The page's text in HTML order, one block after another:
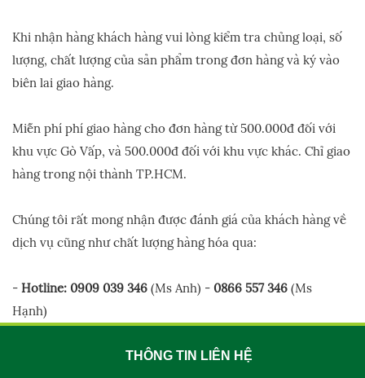
Khi nhận hàng khách hàng vui lòng kiểm tra chủng loại, số
lượng, chất lượng của sản phẩm trong đơn hàng và ký vào
biên lai giao hàng.
Miễn phí phí giao hàng cho đơn hàng từ 500.000đ đối với
khu vực Gò Vấp, và 500.000đ đối với khu vực khác. Chỉ giao
hàng trong nội thành TP.HCM.
Chúng tôi rất mong nhận được đánh giá của khách hàng về
dịch vụ cũng như chất lượng hàng hóa qua:
- Hotline: 0909 039 346 (Ms Anh) - 0866 557 346 (Ms
Hạnh)
THÔNG TIN LIÊN HỆ